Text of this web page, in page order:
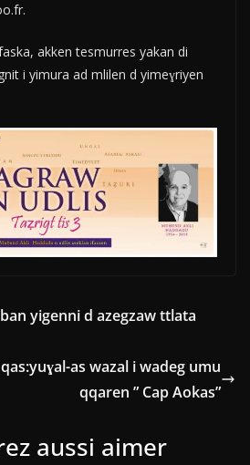
akken tesmurres yakan di
i yimura ad mlilen d yimeɣriyen
yigenni d azegzaw ttlata
as wazal i wadeg umu
qqaren ” Cap Aokas”
aussi aimer